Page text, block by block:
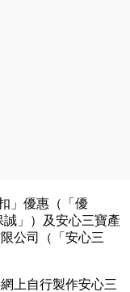
」優惠（「優
」）及安心三寶產
公司（「安心三
上自行製作安心三